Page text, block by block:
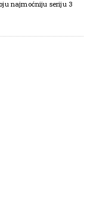
najmoćniju seriju 3